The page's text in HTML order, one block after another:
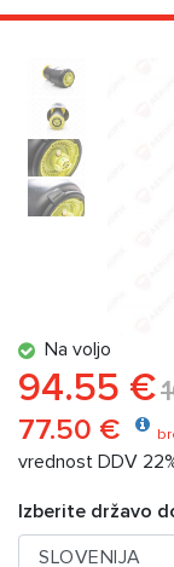
Na voljo
94.55 €
77.50 €
vrednost DDV
Izberite državo